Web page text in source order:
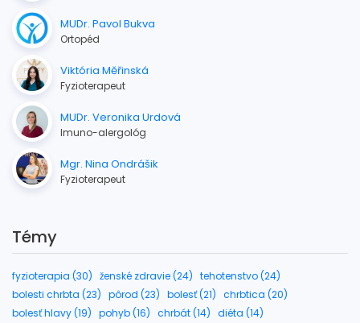
MUDr. Pavol Bukva
Ortopéd
Viktória Měřinská
Fyzioterapeut
MUDr. Veronika Urdová
Imuno-alergológ
Mgr. Nina Ondrášik
Fyzioterapeut
Témy
fyzioterapia (30) ženské zdravie (24) tehotenstvo (24)
bolesti chrbta (23) pôrod (23) bolesť (21) chrbtica (20)
bolesť hlavy (19) pohyb (16) chrbát (14) diéta (14)